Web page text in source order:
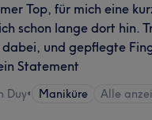
Top, für mich eine
schon lange dort hin.
und gepflegte
Statement
Duy• Maniküre Alle